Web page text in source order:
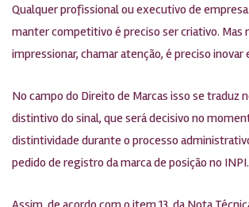
Qualquer profissional ou executivo de empresa
manter competitivo é preciso ser criativo. Mas
impressionar, chamar atenção, é preciso inovar
No campo do Direito de Marcas isso se traduz
distintivo do sinal, que será decisivo no
distintividade durante o processo
pedido de registro da marca de posição no INPI.